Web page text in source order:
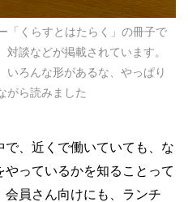
「くらすとはたらく」の冊子で
談などが掲載されています。
いろんな形があるな、やっぱり
がら読みました
で、近くで働いていても、な
っているかを知ることって
員さん向けにも、ランチ